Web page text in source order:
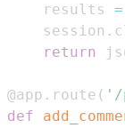
    results
=
    session
.
return
@app . route ( '/
def